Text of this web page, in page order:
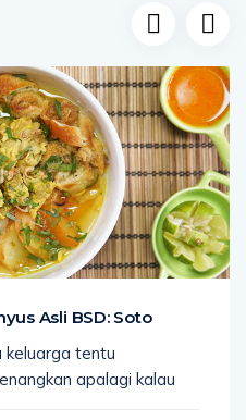
Asli BSD: Soto
keluarga tentu
apalagi kalau